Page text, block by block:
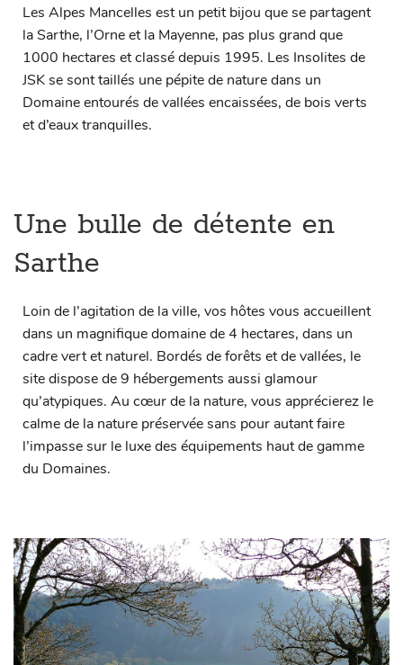
Les Alpes Mancelles est un petit bijou que se partagent
la Sarthe, l’Orne et la Mayenne, pas plus grand que
1000 hectares et classé depuis 1995. Les Insolites de
JSK se sont taillés une pépite de nature dans un
Domaine entourés de vallées encaissées, de bois verts
et d’eaux tranquilles.
Une bulle de détente en
Sarthe
Loin de l’agitation de la ville, vos hôtes vous accueillent
dans un magnifique domaine de 4 hectares, dans un
cadre vert et naturel. Bordés de forêts et de vallées, le
site dispose de 9 hébergements aussi glamour
qu’atypiques. Au cœur de la nature, vous apprécierez le
calme de la nature préservée sans pour autant faire
l’impasse sur le luxe des équipements haut de gamme
du Domaines.